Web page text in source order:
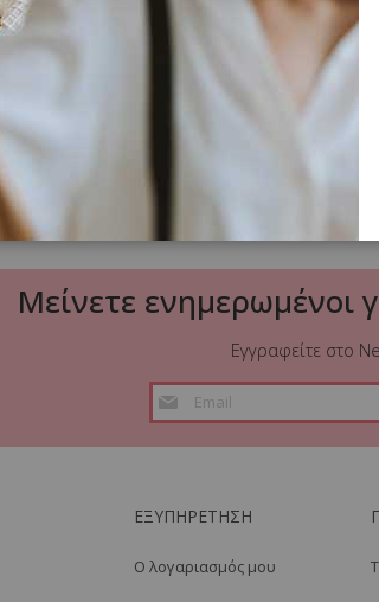
Μείνετε ενημερωμένοι
Εγγραφείτε στο
Εγγραφή
Δελτίο:
ΕΞΥΠΗΡΕΤΗΣΗ
Ο λογαριασμός μου